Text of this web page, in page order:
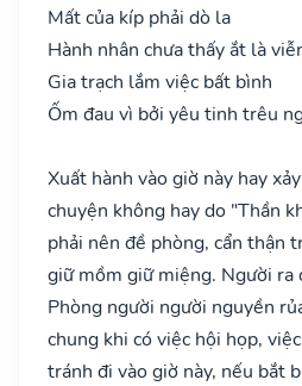
Mất của kíp phải dò la
Hành nhân chưa thấy ắt là
Gia trạch lắm việc bất bình
Ốm đau vì bởi yêu tinh trêu
Xuất hành vào giờ này hay
chuyện không hay do "Thần
phải nên đề phòng, cẩn thận
giữ mồm giữ miệng. Người ra
Phòng người người nguyền
chung khi có việc hội họp,
tránh đi vào giờ này, nếu bắt